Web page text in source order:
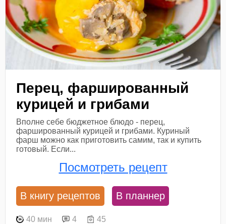
Перец, фаршированный
курицей и грибами
Вполне себе бюджетное блюдо - перец,
фаршированный курицей и грибами. Куриный
фарш можно как приготовить самим, так и купить
готовый. Если...
Посмотреть рецепт
В книгу рецептов В планнер
40 мин 4 45